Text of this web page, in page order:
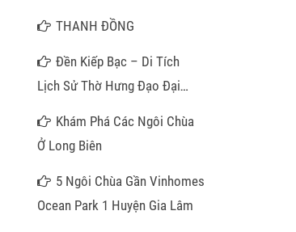
THANH ĐỒNG
Đền Kiếp Bạc – Di Tích
Lịch Sử Thờ Hưng Đạo Đại
Khám Phá Các Ngôi Chùa
Ở Long Biên
5 Ngôi Chùa Gần Vinhomes
Ocean Park 1 Huyện Gia Lâm